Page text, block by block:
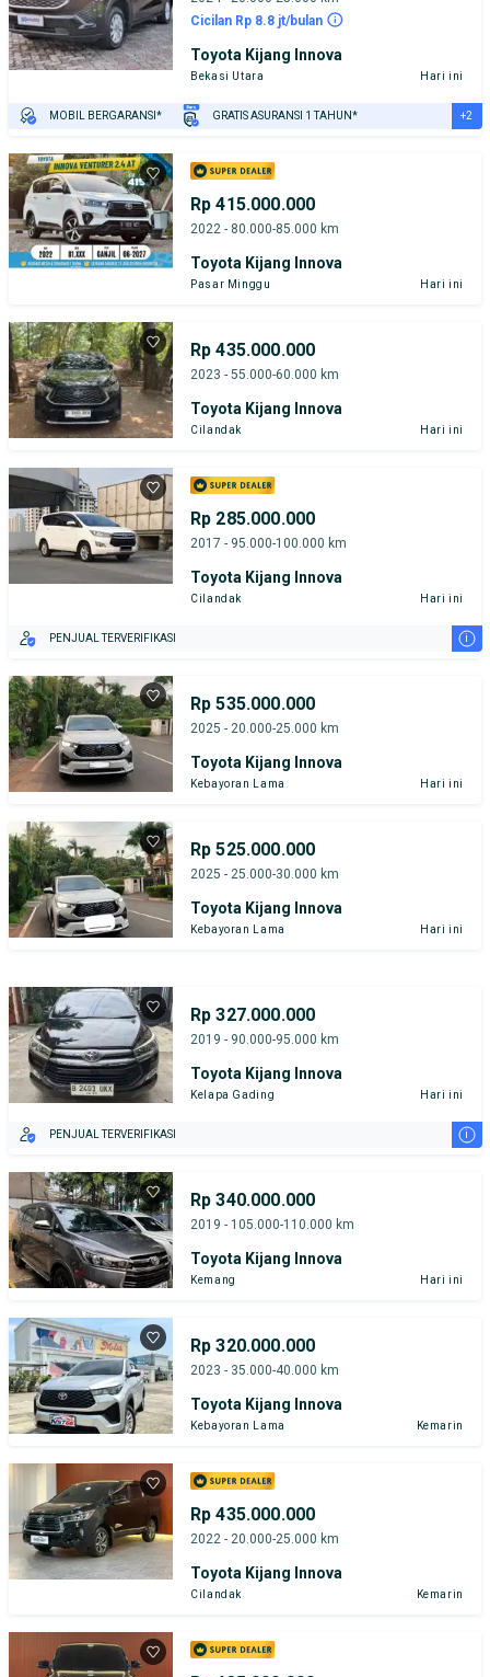
Cicilan Rp 8.8 jt/bulan
Toyota Kijang Innova
Bekasi Utara Hari ini
MOBIL BERGARANSI* GRATIS ASURANSI 1 TAHUN* +2
Rp 415.000.000
2022 - 80.000-85.000 km
Toyota Kijang Innova
Pasar Minggu Hari ini
Rp 435.000.000
2023 - 55.000-60.000 km
Toyota Kijang Innova
Cilandak Hari ini
Rp 285.000.000
2017 - 95.000-100.000 km
Toyota Kijang Innova
Cilandak Hari ini
PENJUAL TERVERIFIKASI i
Rp 535.000.000
2025 - 20.000-25.000 km
Toyota Kijang Innova
Kebayoran Lama Hari ini
Rp 525.000.000
2025 - 25.000-30.000 km
Toyota Kijang Innova
Kebayoran Lama Hari ini
Rp 327.000.000
2019 - 90.000-95.000 km
Toyota Kijang Innova
Kelapa Gading Hari ini
PENJUAL TERVERIFIKASI i
Rp 340.000.000
2019 - 105.000-110.000 km
Toyota Kijang Innova
Kemang Hari ini
Rp 320.000.000
2023 - 35.000-40.000 km
Toyota Kijang Innova
Kebayoran Lama Kemarin
Rp 435.000.000
2022 - 20.000-25.000 km
Toyota Kijang Innova
Cilandak Kemarin